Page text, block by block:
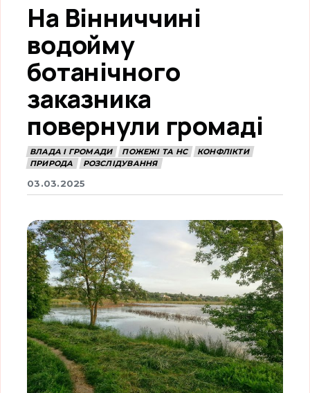
На Вінниччині
водойму
ботанічного
заказника
повернули громаді
ВЛАДА І ГРОМАДИ ПОЖЕЖІ ТА НС
КОНФЛІКТИ
ПРИРОДА
РОЗСЛІДУВАННЯ
03.03.2025